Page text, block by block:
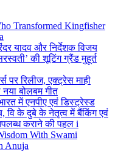
Transformed Kingfisher
यादव और निर्देशक विजय
की शूटिंग ग्रैंड मुहूर्त
पर रिलीज, एक्ट्रेस माही
नया बोलबम गीत
में एनपीए एवं डिस्ट्रेस्ड
वि के दुबे के नेतृत्व में बैंकिंग एवं
कराने की पहल i
With Swami
Anuja